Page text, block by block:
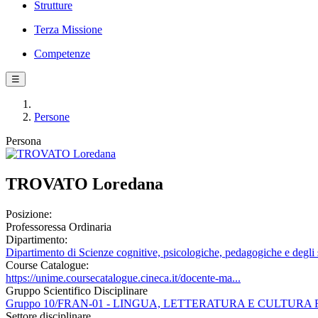
Strutture
Terza Missione
Competenze
☰
Persone
Persona
TROVATO Loredana
Posizione:
Professoressa Ordinaria
Dipartimento:
Dipartimento di Scienze cognitive, psicologiche, pedagogiche e degli
Course Catalogue:
https://unime.coursecatalogue.cineca.it/docente-ma...
Gruppo Scientifico Disciplinare
Gruppo 10/FRAN-01 - LINGUA, LETTERATURA E CULTURA